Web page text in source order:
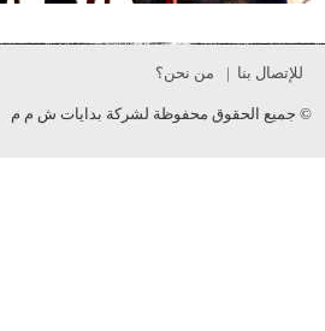
للإتصال بنا من نحن؟
© جميع الحقوق محفوظة لشركة بدايات ش م م